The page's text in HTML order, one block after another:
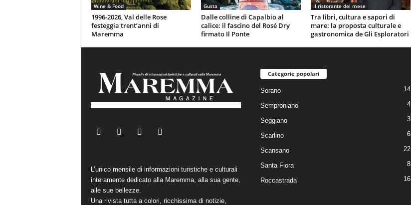
Wine & Food
1996-2026, Val delle Rose
festeggia trent’anni di
Maremma
Gusta
Dalle colline di Capalbio al
calice: il fascino del Rosé Dry
firmato Il Ponte
Il ristorante del mese
Tra libri, cultura e sapori di
mare: la proposta culturale e
gastronomica de Gli Esploratori
L’unico mensile di informazioni turistiche e culturali
interamente dedicato alla Maremma, alla sua gente,
alle sue bellezze.
Una rivista tutta a colori, ricchissima di notizie,
Categorie popolari
Sorano 14
Semproniano 4
Seggiano 3
Scarlino 6
Scansano 22
Santa Fiora 8
Roccastrada 16